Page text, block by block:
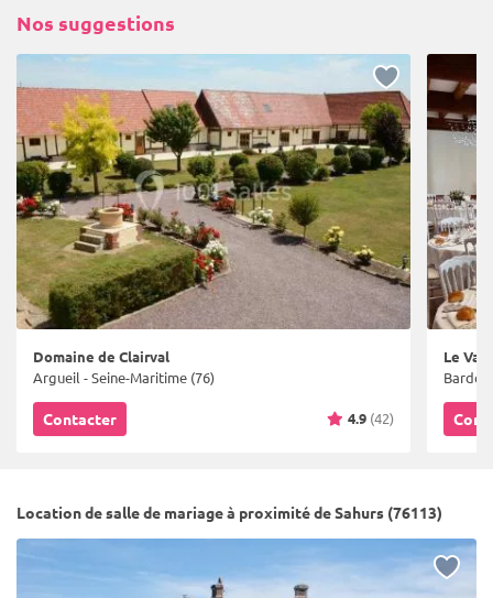
Nos suggestions
Domaine de Clairval
Argueil - Seine-Maritime (76)
Contacter 4.9 (42)
Le Val
Location de salle de mariage à proximité de Sahurs (76113)